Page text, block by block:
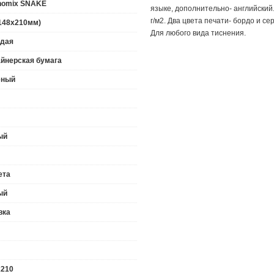
SNAKE
бумага
языке, дополнительно-
г/м2. Два цвета печати- бордо и
Для любого вида тиснения.